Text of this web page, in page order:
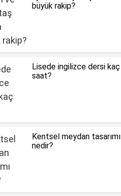
büyük rakip?
Lisede ingilizce dersi kaç
saat?
Kentsel meydan tasarımı
nedir?